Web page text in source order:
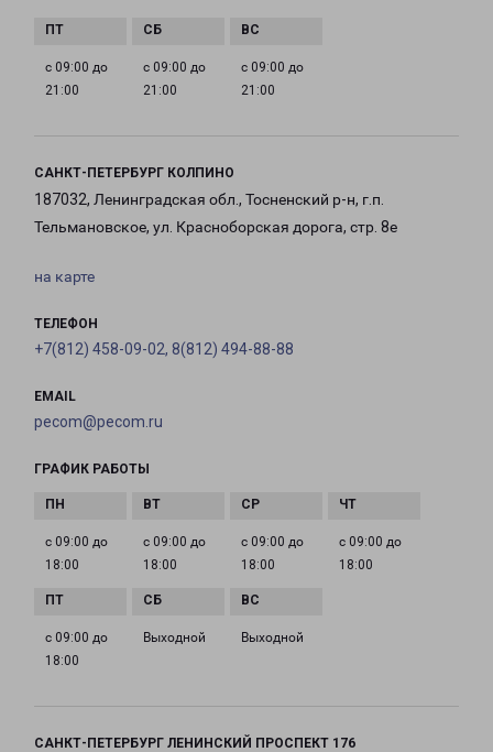
с 09:00 до
21:00
с 09:00 до
21:00
с 09:00 до
21:00
САНКТ-ПЕТЕРБУРГ КОЛПИНО
187032, Ленинградская обл., Тосненский р-н, г.п.
Тельмановское, ул. Красноборская дорога, стр. 8е
на карте
ТЕЛЕФОН
+7(812) 458-09-02, 8(812) 494-88-88
EMAIL
pecom@pecom.ru
ГРАФИК РАБОТЫ
с 09:00 до
18:00
с 09:00 до
18:00
с 09:00 до
18:00
с 09:00 до
18:00
с 09:00 до
18:00
Выходной Выходной
САНКТ-ПЕТЕРБУРГ ЛЕНИНСКИЙ ПРОСПЕКТ 176